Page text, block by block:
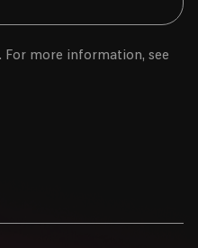
For more information, see